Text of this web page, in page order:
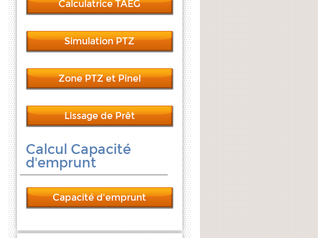
Calculatrice TAEG
Simulation PTZ
Zone PTZ et Pinel
Lissage de Prêt
Calcul Capacité
d'emprunt
Capacité d'emprunt